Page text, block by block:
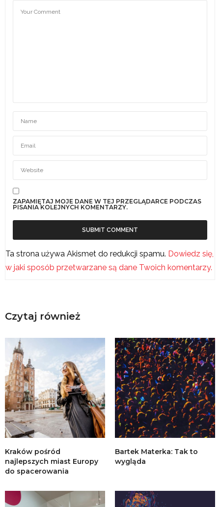
ZAPAMIĘTAJ MOJE DANE W TEJ PRZEGLĄDARCE PODCZAS
PISANIA KOLEJNYCH KOMENTARZY.
Ta strona używa Akismet do redukcji spamu. Dowiedz się,
w jaki sposób przetwarzane są dane Twoich komentarzy.
Czytaj również
Kraków pośród
najlepszych miast Europy
do spacerowania
Bartek Materka: Tak to
wygląda